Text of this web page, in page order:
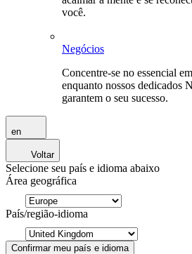
você.
Negócios
Concentre-se no essencial
enquanto nossos dedicados
garantem o seu sucesso.
en
Voltar
Selecione seu país e idioma abaixo
Área geográfica
País/região-idioma
Confirmar meu país e idioma